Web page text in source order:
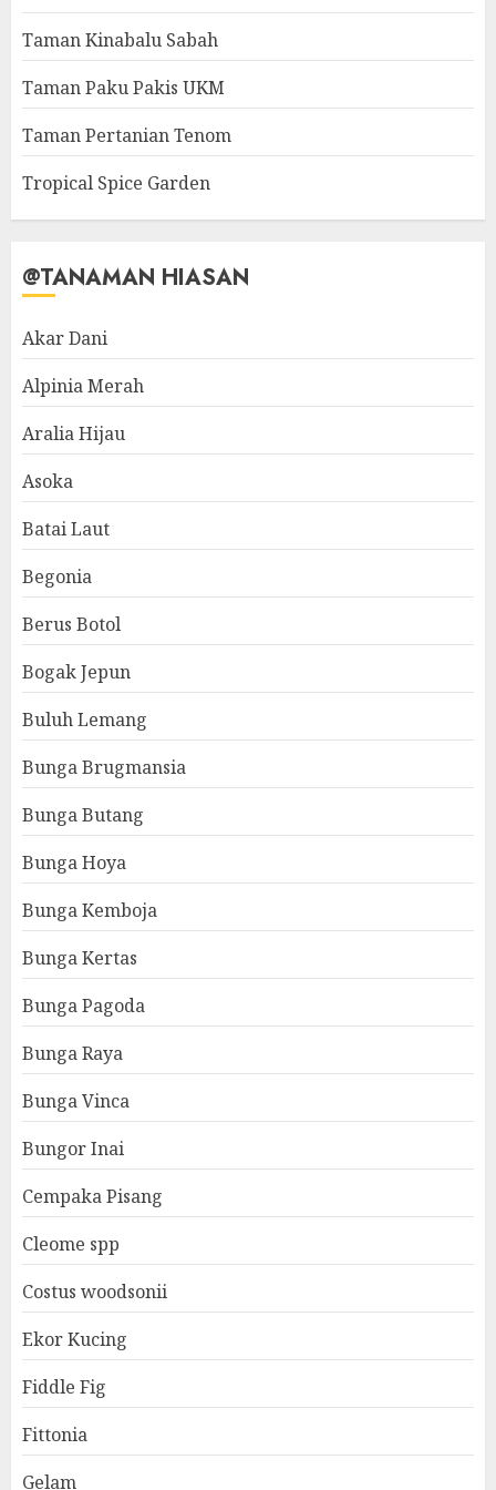
Taman Kinabalu Sabah
Taman Paku Pakis UKM
Taman Pertanian Tenom
Tropical Spice Garden
@TANAMAN HIASAN
Akar Dani
Alpinia Merah
Aralia Hijau
Asoka
Batai Laut
Begonia
Berus Botol
Bogak Jepun
Buluh Lemang
Bunga Brugmansia
Bunga Butang
Bunga Hoya
Bunga Kemboja
Bunga Kertas
Bunga Pagoda
Bunga Raya
Bunga Vinca
Bungor Inai
Cempaka Pisang
Cleome spp
Costus woodsonii
Ekor Kucing
Fiddle Fig
Fittonia
Gelam